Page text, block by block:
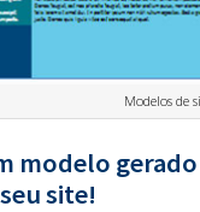
Modelos de
modelo
site!